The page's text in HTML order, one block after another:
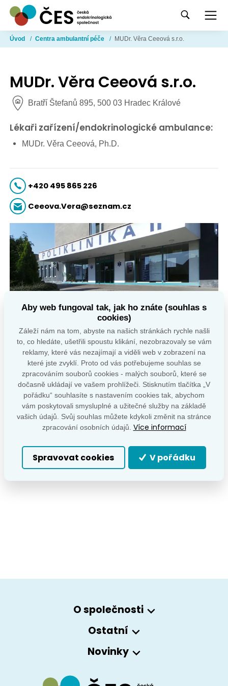
Úvod / Centra ambulantní péče / MUDr. Věra Ceeová s.r.o.
MUDr. Věra Ceeová s.r.o.
Bratří Štefanů 895, 500 03 Hradec Králové
Lékaři zařízení/endokrinologické ambulance:
MUDr. Věra Ceeová, Ph.D.
+420 495 865 226
Ceeova.Vera@seznam.cz
O společnosti
Ostatní
Novinky
Aby web fungoval tak, jak ho znáte (souhlas s
cookies)
Záleží nám na tom, abyste na našich stránkách rychle našli
to, co hledáte, ušetřili spoustu klikání, nezobrazovaly se vám
reklamy, které vás nezajímají a viděli web v zobrazení na
které jste zvyklí. Proto od vás potřebujeme souhlas se
zpracováním souborů cookies - malých souborů, které se
dočasně ukládají ve vašem prohlížeči. Stisknutím tlačítka „V
pořádku“ souhlasíte s nastavením cookies tak, abychom
vám poskytovali smysluplné a užitečné služby na základě
vašich údajů. Svůj souhlas můžete kdykoli změnit na stránce
zpracování osobních údajů. Více informací
Spravovat cookies V pořádku